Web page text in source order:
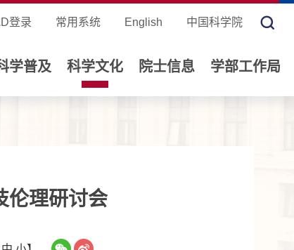
登录 常用系统 English 中国科学院
学普及 科学文化 院士信息 学部工作局
伦理研讨会